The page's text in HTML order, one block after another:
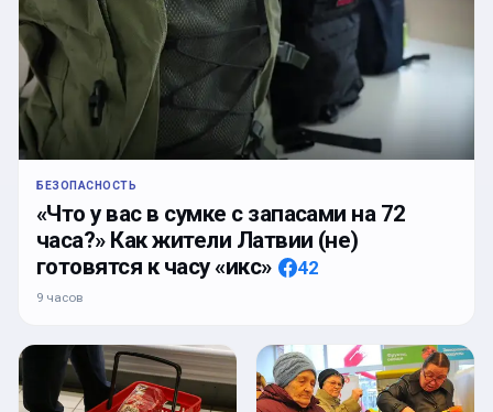
БЕЗОПАСНОСТЬ
«Что у вас в сумке с запасами на 72
часа?» Как жители Латвии (не)
готовятся к часу «икс»
42
9 часов